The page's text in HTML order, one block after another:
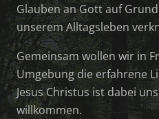
Glauben an Gott auf
unserem Alltagsleben
Gemeinsam wollen wir in
Umgebung die erfahrene
Jesus Christus ist dabei
willkommen.